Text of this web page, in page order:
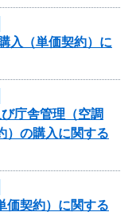
入（単価契約）に
庁舎管理（空調
）の購入に関する
価契約）に関する